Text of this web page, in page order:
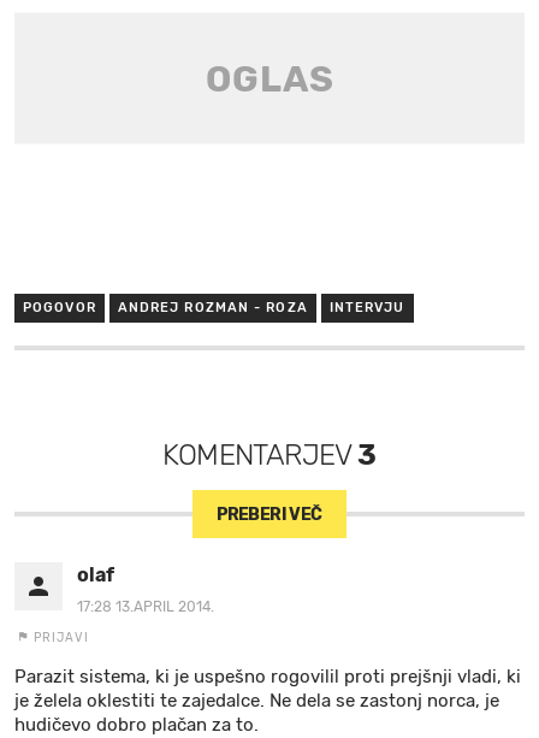
POGOVOR ANDREJ ROZMAN - ROZA INTERVJU
KOMENTARJEV3
PREBERI VEČ
olaf
17:28 13.APRIL 2014.
PRIJAVI
Parazit sistema, ki je uspešno rogovilil proti prejšnji vladi, ki
je želela oklestiti te zajedalce. Ne dela se zastonj norca, je
hudičevo dobro plačan za to.